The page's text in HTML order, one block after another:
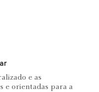
e as
e orientadas para a